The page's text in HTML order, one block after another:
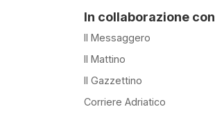
In collaborazione con
Il Messaggero
Il Mattino
Il Gazzettino
Corriere Adriatico